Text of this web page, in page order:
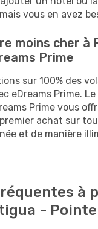
vous en avez
moins cher à
Prime
sur 100% des
eDreams Prime.
Prime vous
achat sur
et de manière
à
-